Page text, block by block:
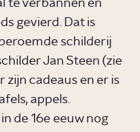
te verbannen en
gevierd. Dat is
schilderij
Jan Steen (zie
zijn cadeaus en er is
appels.
de 16e eeuw nog